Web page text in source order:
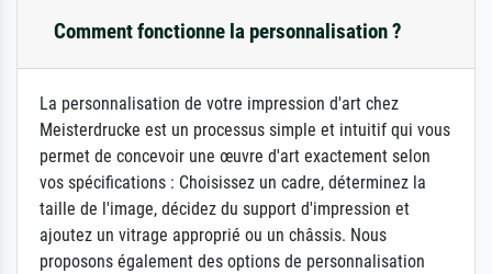
Comment fonctionne la personnalisation ?
La personnalisation de votre impression d'art chez
Meisterdrucke est un processus simple et intuitif qui vous
permet de concevoir une œuvre d'art exactement selon
vos spécifications : Choisissez un cadre, déterminez la
taille de l'image, décidez du support d'impression et
ajoutez un vitrage approprié ou un châssis. Nous
proposons également des options de personnalisation